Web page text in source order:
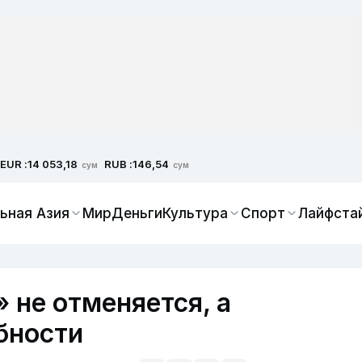
EUR :14 053,18 сум RUB :146,54 сум
Азия МирДеньгиКультура Спорт
отменяется, а